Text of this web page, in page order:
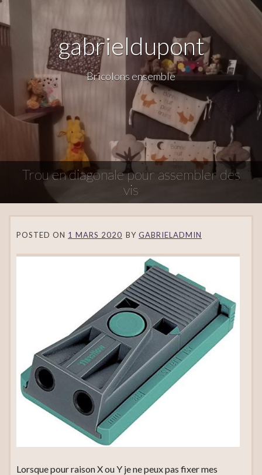
gabrieldupont
Bricolons ensemble
Trou en diagonale pour assembler des
vis
POSTED ON 1 MARS 2020 BY GABRIELADMIN
Lorsque pour raison X ou Y je ne peux pas fixer mes